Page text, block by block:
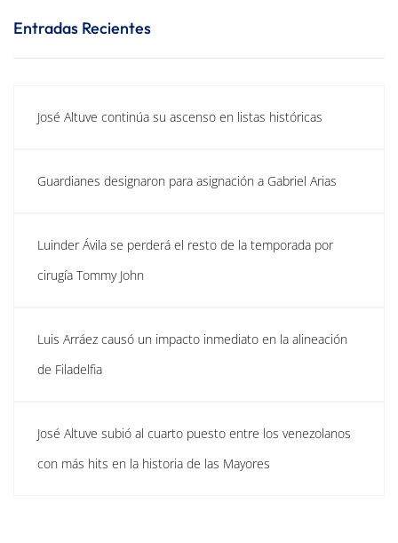
Entradas Recientes
José Altuve continúa su ascenso en listas históricas
Guardianes designaron para asignación a Gabriel Arias
Luinder Ávila se perderá el resto de la temporada por
cirugía Tommy John
Luis Arráez causó un impacto inmediato en la alineación
de Filadelfia
José Altuve subió al cuarto puesto entre los venezolanos
con más hits en la historia de las Mayores